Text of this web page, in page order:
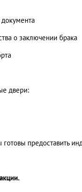
о заключении брака
двери:
предоставить